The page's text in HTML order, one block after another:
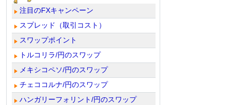
注目のFXキャンペーン
スプレッド（取引コスト）
スワップポイント
トルコリラ/円のスワップ
メキシコペソ/円のスワップ
チェココルナ/円のスワップ
ハンガリーフォリント/円のスワップ